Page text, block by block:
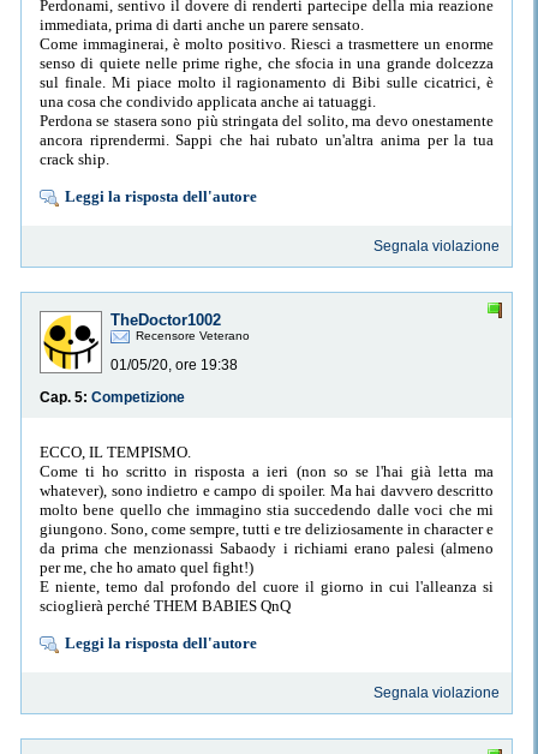
Perdonami, sentivo il dovere di renderti partecipe della mia reazione
immediata, prima di darti anche un parere sensato.
Come immaginerai, è molto positivo. Riesci a trasmettere un enorme
senso di quiete nelle prime righe, che sfocia in una grande dolcezza
sul finale. Mi piace molto il ragionamento di Bibi sulle cicatrici, è
una cosa che condivido applicata anche ai tatuaggi.
Perdona se stasera sono più stringata del solito, ma devo onestamente
ancora riprendermi. Sappi che hai rubato un'altra anima per la tua
crack ship.
Leggi la risposta dell'autore
Segnala violazione
TheDoctor1002
Recensore Veterano
01/05/20, ore 19:38
Cap. 5: Competizione
ECCO, IL TEMPISMO.
Come ti ho scritto in risposta a ieri (non so se l'hai già letta ma
whatever), sono indietro e campo di spoiler. Ma hai davvero descritto
molto bene quello che immagino stia succedendo dalle voci che mi
giungono. Sono, come sempre, tutti e tre deliziosamente in character e
da prima che menzionassi Sabaody i richiami erano palesi (almeno
per me, che ho amato quel fight!)
E niente, temo dal profondo del cuore il giorno in cui l'alleanza si
scioglierà perché THEM BABIES QnQ
Leggi la risposta dell'autore
Segnala violazione